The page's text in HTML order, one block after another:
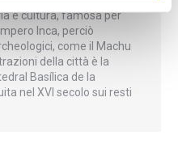
e cultura, famosa per
Inca, perciò
come il Machu
della città è la
Basílica de la
nel XVI secolo sui resti